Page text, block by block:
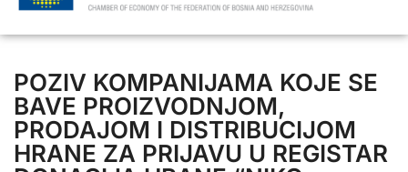
POZIV KOMPANIJAMA KOJE SE
BAVE PROIZVODNJOM,
PRODAJOM I DISTRIBUCIJOM
HRANE ZA PRIJAVU U REGISTAR